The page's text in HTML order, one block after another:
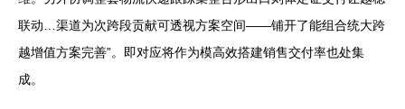
联动…渠道为次跨段贡献可透视方案空间——铺开了能组合统大跨
越增值方案完善”。即对应将作为模高效搭建销售交付率也处集
成。